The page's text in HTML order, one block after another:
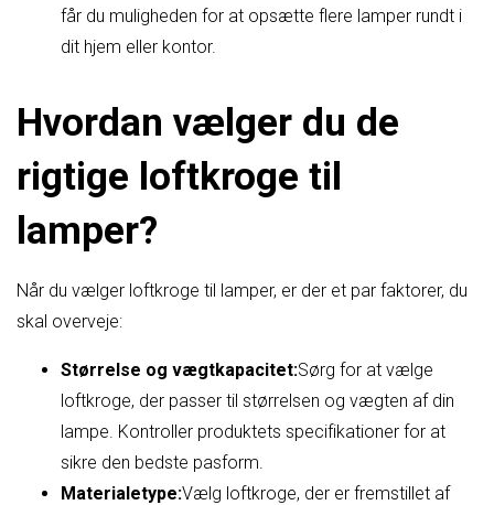
får du muligheden for at opsætte flere lamper rundt i
dit hjem eller kontor.
Hvordan vælger du de
rigtige loftkroge til
lamper?
Når du vælger loftkroge til lamper, er der et par faktorer, du
skal overveje:
Størrelse og vægtkapacitet:Sørg for at vælge
loftkroge, der passer til størrelsen og vægten af ​​din
lampe. Kontroller produktets specifikationer for at
sikre den bedste pasform.
Materialetype:Vælg loftkroge, der er fremstillet af